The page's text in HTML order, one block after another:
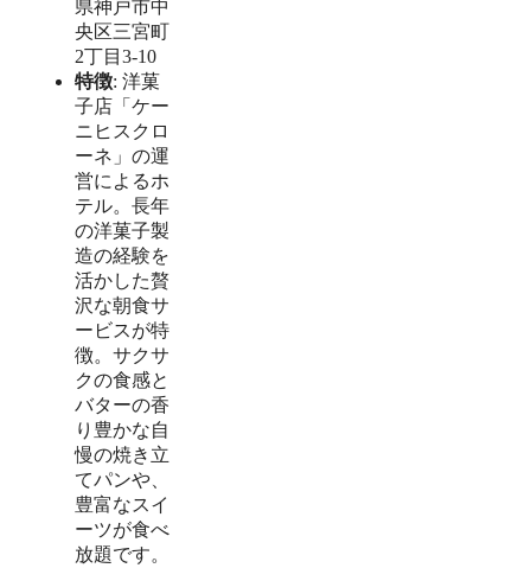
県神戸市中
央区三宮町
2丁目3-10
特徴: 洋菓
子店「ケー
ニヒスクロ
ーネ」の運
営によるホ
テル。長年
の洋菓子製
造の経験を
活かした贅
沢な朝食サ
ービスが特
徴。サクサ
クの食感と
バターの香
り豊かな自
慢の焼き立
てパンや、
豊富なスイ
ーツが食べ
放題です。